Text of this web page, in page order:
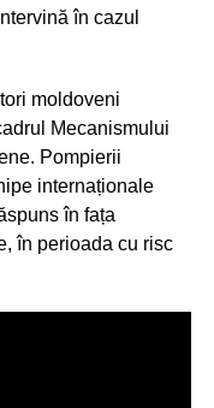
în cazul
moldoveni
Mecanismului
Pompierii
internaționale
în fața
în perioada cu risc